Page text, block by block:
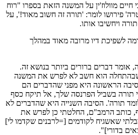
מוולוז'ין על המשנה הזאת בספרו "רוח
פירושו לומר: 'תורה זה חשוב מאוד!', על
ויחשיבו אותו.
לשפיכת דיו מרובה מאוד במהלך
דברים ברורים ביותר בנושא זה.
שבהתחלה הוא חשב לא לפרש את המשנה
הראשונה היא מפני שהדברים הם
בשביל הפרנסה שלך, אל תיקח כסף
תורה'. הסיבה השנייה היא שהדברים לא
כותב הרמב"ם, החלטתי כן לפרש את
שאשגיח לקודמים [=לרבנים שקדמו לי]
בדורי]".